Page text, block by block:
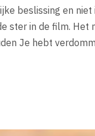
beslissing en
ster in de film. Het
Je hebt